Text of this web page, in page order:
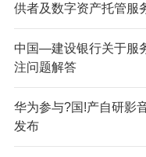
供者及数字资产托管服
中国—建设银行关于服
注问题解答
华为参与?国!产自研影
发布